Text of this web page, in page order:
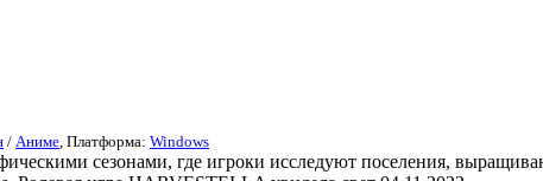
/ Аниме , Платформа: Windows
сезонами, где игроки исследуют поселения,